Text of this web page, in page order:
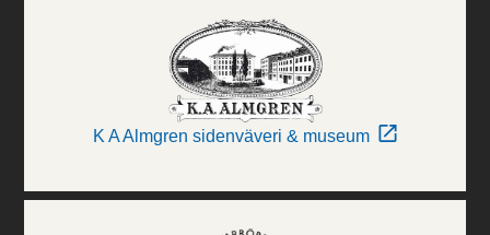
K A Almgren sidenväveri & museum